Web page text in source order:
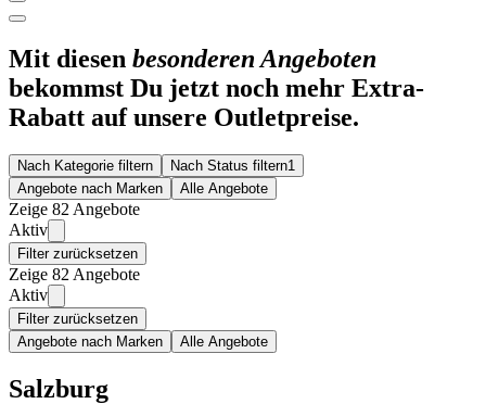
Mit diesen besonderen Angeboten
bekommst Du jetzt noch mehr Extra-
Rabatt auf unsere Outletpreise.
Nach Kategorie filtern Nach Status filtern1
Angebote nach Marken
Alle Angebote
Zeige 82 Angebote
Aktiv
Filter zurücksetzen
Zeige 82 Angebote
Aktiv
Filter zurücksetzen
Angebote nach Marken
Alle Angebote
Salzburg